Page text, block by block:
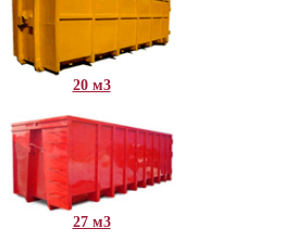
20 м3
27 м3